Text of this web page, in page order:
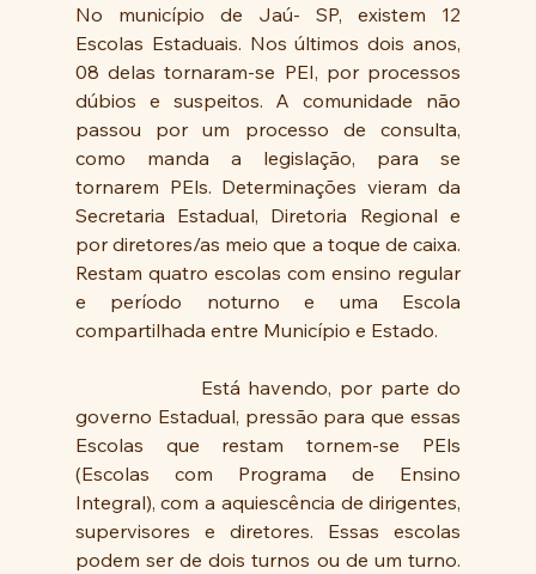
No município de Jaú- SP, existem 12
Escolas Estaduais. Nos últimos dois anos,
08 delas tornaram-se PEI, por processos
dúbios e suspeitos. A comunidade não
passou por um processo de consulta,
como manda a legislação, para se
tornarem PEls. Determinações vieram da
Secretaria Estadual, Diretoria Regional e
por diretores/as meio que a toque de caixa.
Restam quatro escolas com ensino regular
e período noturno e uma Escola
compartilhada entre Município e Estado.
governo Estadual, pressão para que essas
Escolas que restam tornem-se PEls
(Escolas com Programa de Ensino
Integral), com a aquiescência de dirigentes,
supervisores e diretores. Essas escolas
podem ser de dois turnos ou de um turno.